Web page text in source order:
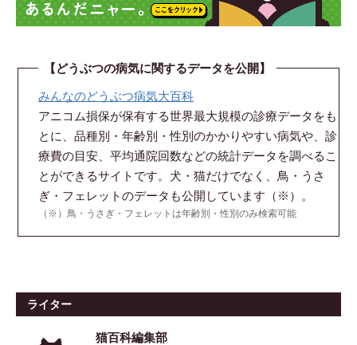
【どうぶつの病気に関するデータを公開】
みんなのどうぶつ病気大百科
アニコム損保が保有する世界最大規模の診療データをも
とに、品種別・年齢別・性別のかかりやすい病気や、診
療費の目安、平均通院回数などの統計データを調べるこ
とができるサイトです。犬・猫だけでなく、鳥・うさ
ぎ・フェレットのデータも公開しています（※）。
（※）鳥・うさぎ・フェレットは年齢別・性別のみ検索可能
ライター
猫百科編集部